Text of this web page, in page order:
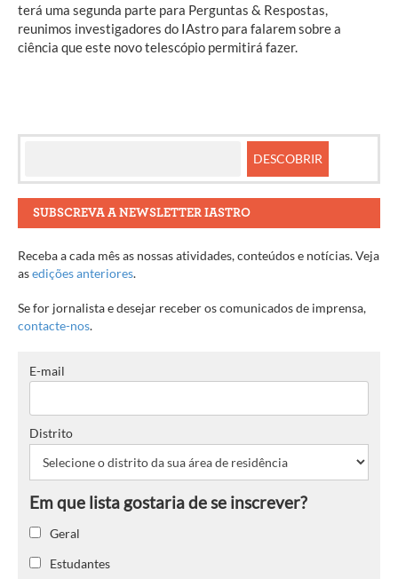
terá uma segunda parte para Perguntas & Respostas,
reunimos investigadores do IAstro para falarem sobre a
ciência que este novo telescópio permitirá fazer.
SUBSCREVA A NEWSLETTER IASTRO
Receba a cada mês as nossas atividades, conteúdos e notícias. Veja
asedições anteriores.
Se for jornalista e desejar receber os comunicados de imprensa,
contacte-nos.
E-mail
Distrito
Geral
Estudantes